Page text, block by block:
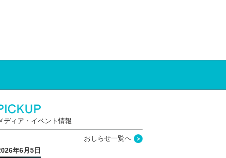
ディア・イベント情報
おしらせ一覧へ
年6月5日